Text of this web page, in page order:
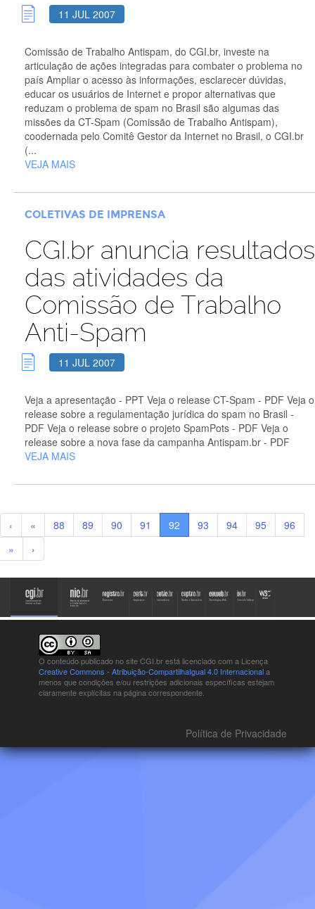
11 JUL 2007
Comissão de Trabalho Antispam, do CGI.br, investe na
articulação de ações integradas para combater o problema no
país Ampliar o acesso às informações, esclarecer dúvidas,
educar os usuários de Internet e propor alternativas que
reduzam o problema de spam no Brasil são algumas das
missões da CT-Spam (Comissão de Trabalho Antispam),
coodernada pelo Comitê Gestor da Internet no Brasil, o CGI.br
(...
VEJA MAIS
COLETIVAS DE IMPRENSA
CGI.br anuncia resultados
das atividades da
Comissão de Trabalho
Anti-Spam
11 JUL 2007
Veja a apresentação - PPT Veja o release CT-Spam - PDF Veja o
release sobre a regulamentação jurídica do spam no Brasil -
PDF Veja o release sobre o projeto SpamPots - PDF Veja o
release sobre a nova fase da campanha Antispam.br - PDF
VEJA MAIS
‹ « 88 89 90 91 92 93 94 95
96
»
›
O conteúdo publicado no site CGI.br está licenciado com a Licença
Creative Commons - Atribuição-CompartilhaIgual 4.0 Internacionala
menos que condições e/ou restrições adicionais específicas estejam
claramente explícitas na página correspondente.
Política de Privacidade